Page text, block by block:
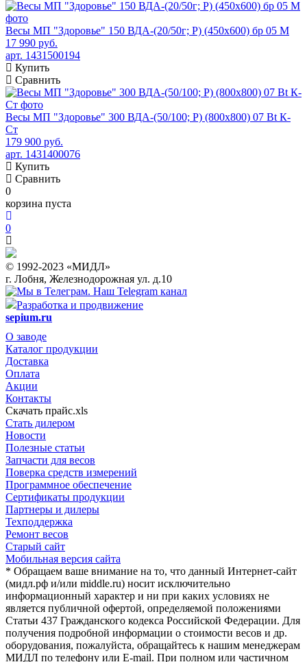
Весы МП "Здоровье" 150 ВДА-(20/50г; Р) (450х600) бр 05 М
17 990 руб.
арт. 1431500194
Купить
Сравнить
Весы МП "Здоровье" 300 ВДА-(50/100; Р) (800х800) 07 Bt К-
Ст
179 900 руб.
арт. 1431400076
Купить
Сравнить
0
корзина пуста
0
© 1992-2023 «МИДЛ»
г. Лобня, Железнодорожная ул. д.10
Наш Telegram канал
Разработка и продвижение
sepium.ru
О заводе
Каталог продукции
Доставка
Оплата
Акции
Контакты
Скачать прайс.xls
Стать дилером
Новости
Полезные статьи
Запчасти для весов
Поверка средств измерений
Программное обеспечение
Сертификаты продукции
Партнеры и дилеры
Техподдержка
Ремонт весов
Старый сайт
Мобильная версия сайта
* Обращаем ваше внимание на то, что данный Интернет-сайт
(мидл.рф и/или middle.ru) носит исключительно
информационный характер и ни при каких условиях не
является публичной офертой, определяемой положениями
Статьи 437 Гражданского кодекса Российской Федерации. Для
получения подробной информации о стоимости весов и др.
оборудования, пожалуйста, обращайтесь к нашим менеджерам
МИДЛ по телефону или E-mail. При полном или частичном